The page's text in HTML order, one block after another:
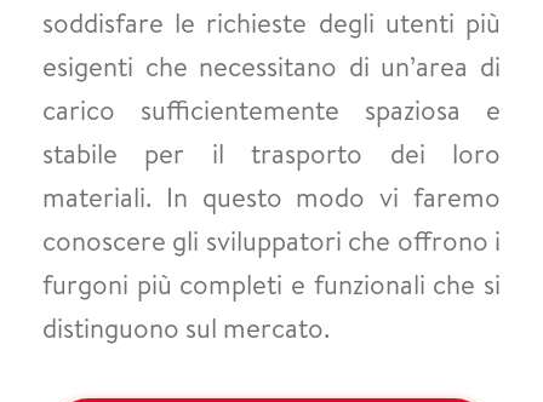
soddisfare le richieste degli utenti più
esigenti che necessitano di un’area di
carico sufficientemente spaziosa e
stabile per il trasporto dei loro
materiali. In questo modo vi faremo
conoscere gli sviluppatori che offrono i
furgoni più completi e funzionali che si
distinguono sul mercato.